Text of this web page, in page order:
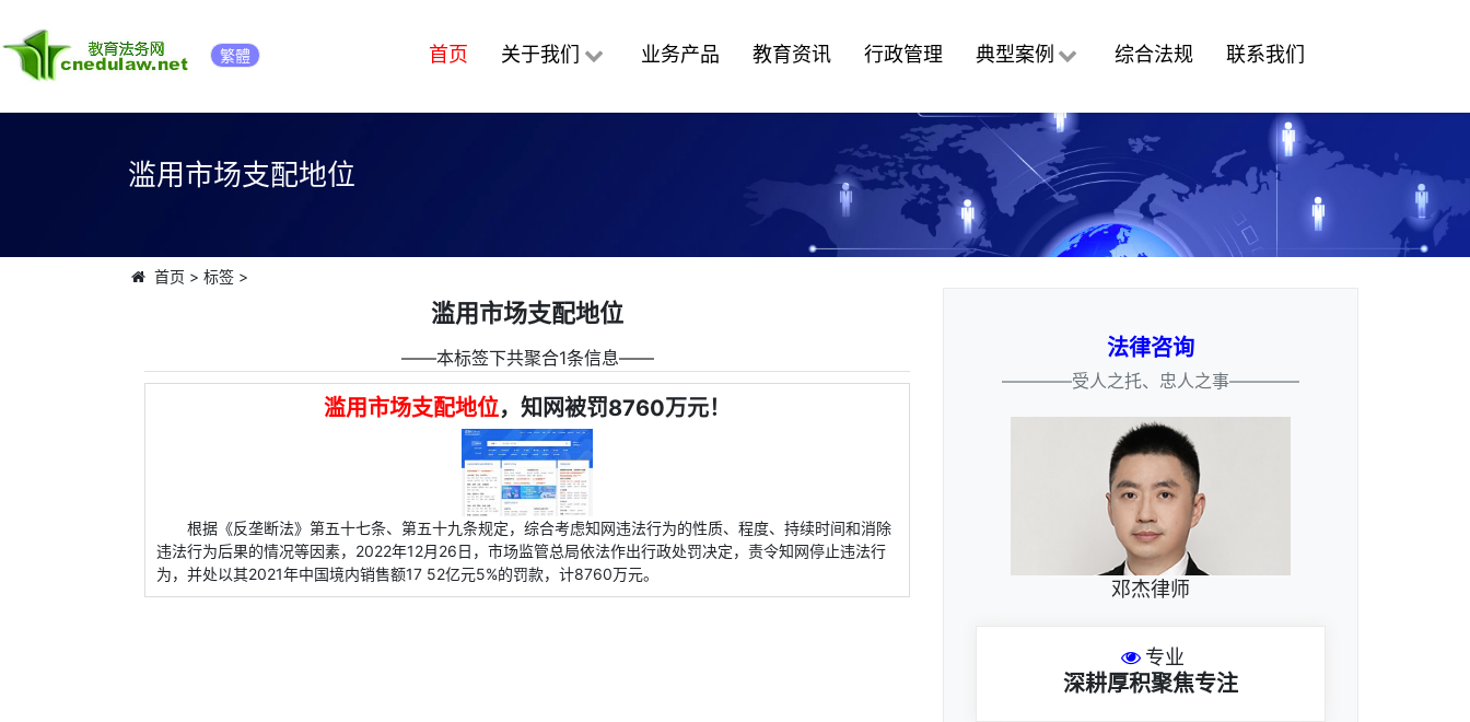
繁體 首页 关于我们 业务产品 教育资讯 行政管理 典型案例 综合法规 联系我们
滥用市场支配地位
首页 > 标签>
滥用市场支配地位
――本标签下共聚合1条信息――
滥用市场支配地位，知网被罚8760万元！
根据《反垄断法》第五十七条、第五十九条规定，综合考虑知网违法行为的性质、程度、持续时间和消除
违法行为后果的情况等因素，2022年12月26日，市场监管总局依法作出行政处罚决定，责令知网停止违法行
为，并处以其2021年中国境内销售额17 52亿元5%的罚款，计8760万元。
法律咨询
————受人之托、忠人之事————
邓杰律师
专业
深耕厚积聚焦专注